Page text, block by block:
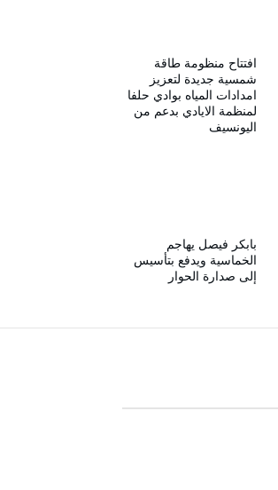
افتتاح منظومة طاقة
شمسية جديدة لتعزيز
امدادات المياه بوادي حلفا
لمنظمة الايادي بدعم من
اليونسيف
بابكر فيصل يهاجم
الخماسية ويدفع بتأسيس
إلى صدارة الحوار